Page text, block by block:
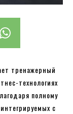
тренажерный
технологиях
полному
с